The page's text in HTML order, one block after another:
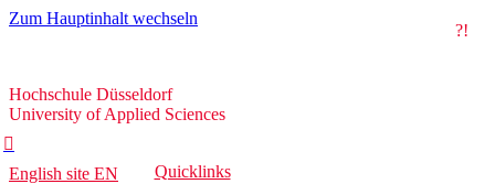
Zum Hauptinhalt wechseln
?!
Hochschule
Düsseldorf
Hochschule Düsseldorf
University of Applied Sciences

English site EN Quicklinks